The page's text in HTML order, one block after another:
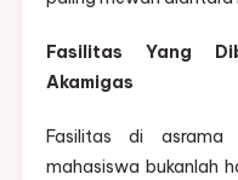
Fasilitas Yang
Akamigas
Fasilitas di
mahasiswa bukanlah